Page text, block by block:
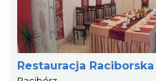
Restauracja Raciborska